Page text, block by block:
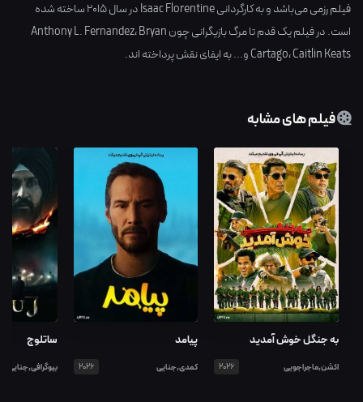
فیلم رزمیمی‌باشد و به کارگردانیIsaac Florentineدر سال2015ساخته شده
است. در فیلم یک قدم تا مرگ بازیگرانی چون
Anthony L. Fernandez،Bryan
Cartago،Caitlin Keats و... به ایفای نقش پرداخته اند.
فیلم های مشابه
به جنگل خوش آمدید
اکشن,ماجراجویی 2026
پیامد
کمدی,جنایی 2026
ساتلوج
بیوگرافی,جنایی